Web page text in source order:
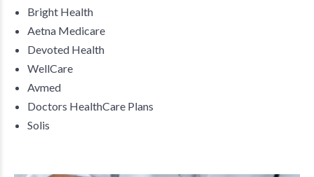
Bright Health
Aetna Medicare
Devoted Health
WellCare
Avmed
Doctors HealthCare Plans
Solis